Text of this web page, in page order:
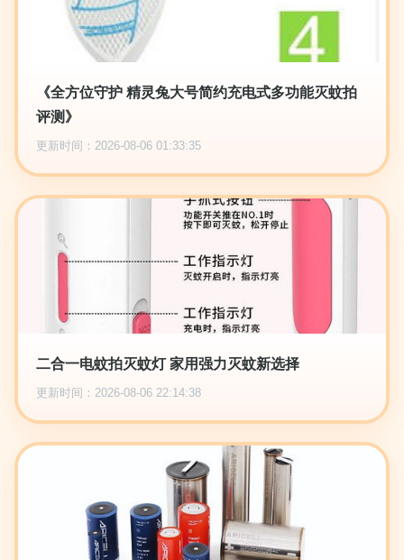
《全方位守护 精灵兔大号简约充电式多功能灭蚊拍
评测》
更新时间：2026-08-06 01:33:35
二合一电蚊拍灭蚊灯 家用强力灭蚊新选择
更新时间：2026-08-06 22:14:38